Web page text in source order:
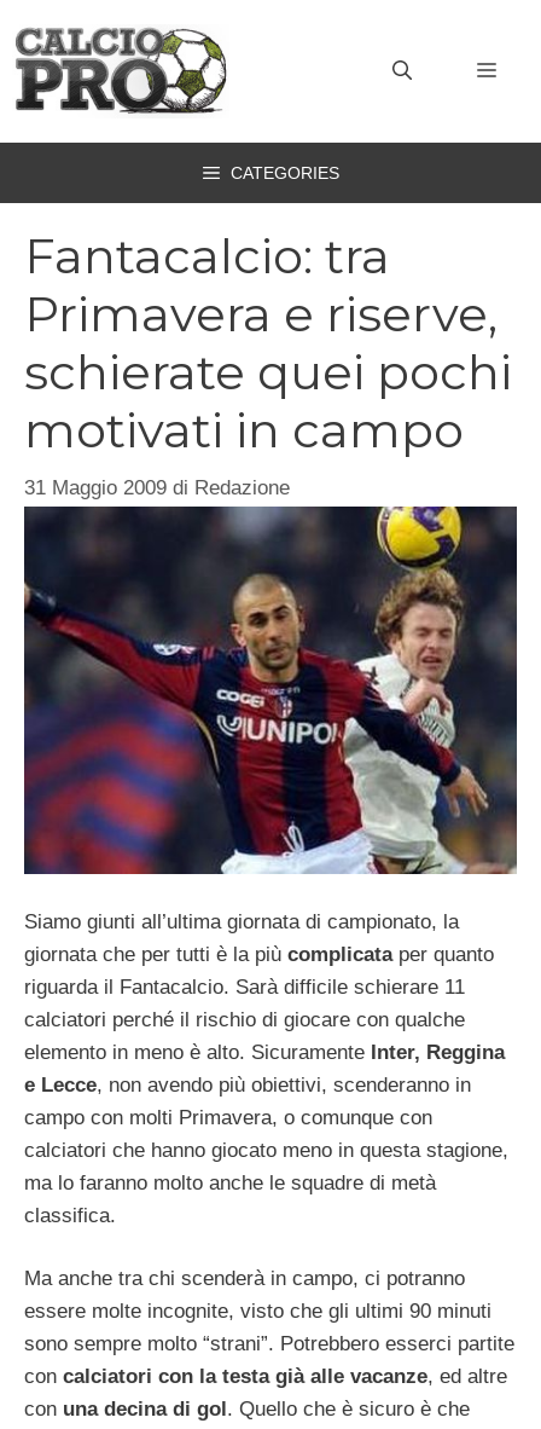
contenuto
CATEGORIES
Fantacalcio: tra
Primavera e riserve,
schierate quei pochi
motivati in campo
31 Maggio 2009 di Redazione
Siamo giunti all’ultima giornata di campionato, la
giornata che per tutti è la più complicata per quanto
riguarda il Fantacalcio. Sarà difficile schierare 11
calciatori perché il rischio di giocare con qualche
elemento in meno è alto. Sicuramente Inter, Reggina
e Lecce, non avendo più obiettivi, scenderanno in
campo con molti Primavera, o comunque con
calciatori che hanno giocato meno in questa stagione,
ma lo faranno molto anche le squadre di metà
classifica.
Ma anche tra chi scenderà in campo, ci potranno
essere molte incognite, visto che gli ultimi 90 minuti
sono sempre molto “strani”. Potrebbero esserci partite
con calciatori con la testa già alle vacanze, ed altre
con una decina di gol. Quello che è sicuro è che